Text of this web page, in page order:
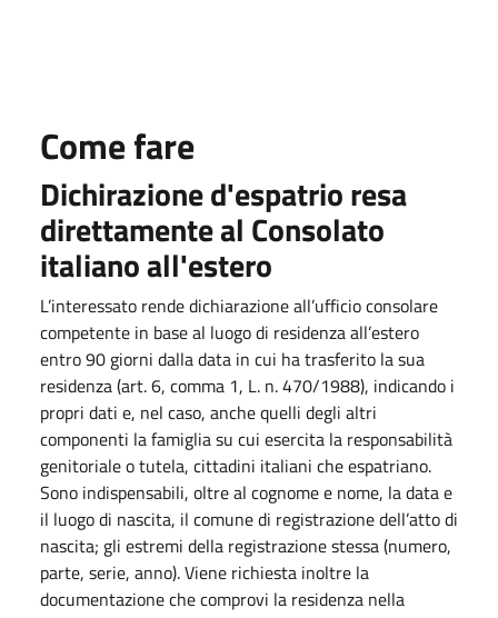
Come fare
Dichirazione d'espatrio resa
direttamente al Consolato
italiano all'estero
L’interessato rende dichiarazione all’ufficio consolare
competente in base al luogo di residenza all’estero
entro 90 giorni dalla data in cui ha trasferito la sua
residenza (art. 6, comma 1, L. n. 470/1988), indicando i
propri dati e, nel caso, anche quelli degli altri
componenti la famiglia su cui esercita la responsabilità
genitoriale o tutela, cittadini italiani che espatriano.
Sono indispensabili, oltre al cognome e nome, la data e
il luogo di nascita, il comune di registrazione dell’atto di
nascita; gli estremi della registrazione stessa (numero,
parte, serie, anno). Viene richiesta inoltre la
documentazione che comprovi la residenza nella